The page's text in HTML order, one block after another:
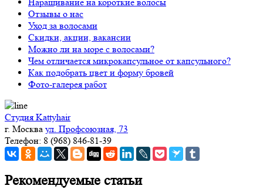
Отзывы о нас
Уход за волосами
Скидки, акции, вакансии
Можно ли на море с волосами?
Чем отличается микрокапсульное от капсульного?
Как подобрать цвет и форму бровей
Фото-галерея работ
Студия Kattyhair
г. Москва ул. Профсоюзная, 73
Телефон: 8 (968) 846-81-39
Рекомендуемые статьи